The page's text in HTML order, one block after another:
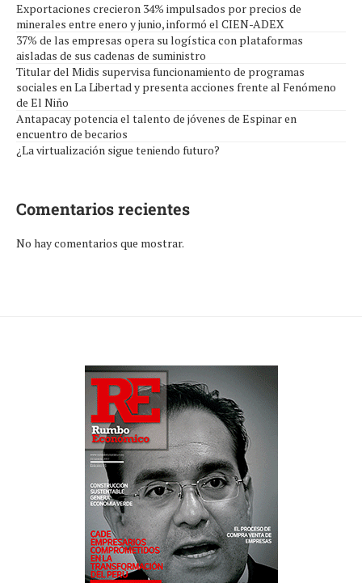
Exportaciones crecieron 34% impulsados por precios de
minerales entre enero y junio, informó el CIEN-ADEX
37% de las empresas opera su logística con plataformas
aisladas de sus cadenas de suministro
Titular del Midis supervisa funcionamiento de programas
sociales en La Libertad y presenta acciones frente al Fenómeno
de El Niño
Antapacay potencia el talento de jóvenes de Espinar en
encuentro de becarios
¿La virtualización sigue teniendo futuro?
Comentarios recientes
No hay comentarios que mostrar.